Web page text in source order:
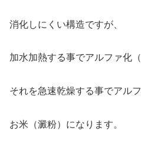
消化しにくい構造ですが、
加水加熱する事でアルファ化
それを急速乾燥する事でアル
お米（澱粉）になります。